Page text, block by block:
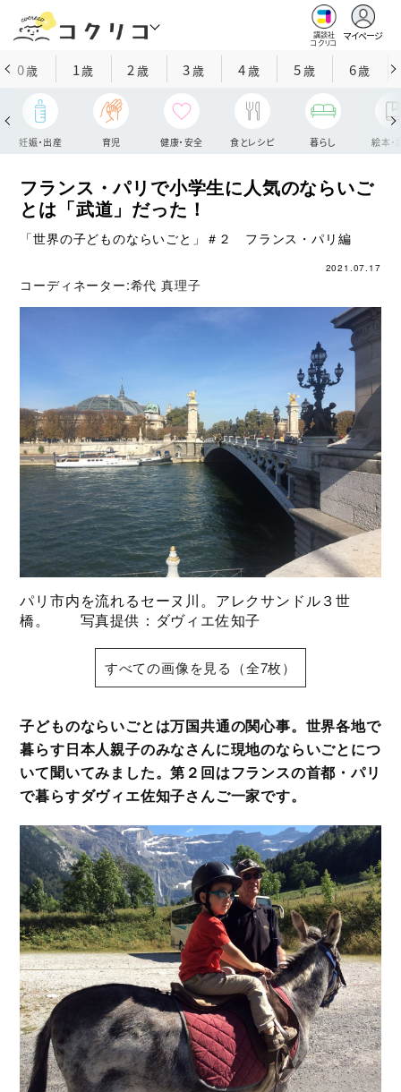
講談社
コクリコ
マイページ
0歳 1歳 2 歳 3歳 4歳 5歳 6歳
妊娠・出産 育児 健康・安全 食とレシピ 暮らし 絵本・
フランス・パリで小学生に人気のならいご
とは「武道」だった！
「世界の子どものならいごと」＃２ フランス・パリ編
2021.07.17
コーディネーター:希代 真理子
パリ市内を流れるセーヌ川。アレクサンドル３世
橋。 写真提供：ダヴィエ佐知子
すべての画像を見る（全7枚）
子どものならいごとは万国共通の関心事。世界各地で
暮らす日本人親子のみなさんに現地のならいごとにつ
いて聞いてみました。第２回はフランスの首都・パリ
で暮らすダヴィエ佐知子さんご一家です。